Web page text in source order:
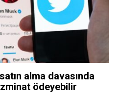
alma davasında
ödeyebilir